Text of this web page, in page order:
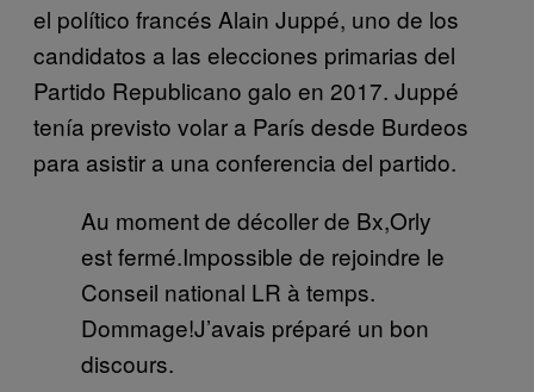
el político francés Alain Juppé, uno de los
candidatos a las elecciones primarias del
Partido Republicano galo en 2017. Juppé
tenía previsto volar a París desde Burdeos
para asistir a una conferencia del partido.
Au moment de décoller de Bx,Orly
est fermé.Impossible de rejoindre le
Conseil national LR à temps.
Dommage!J’avais préparé un bon
discours.